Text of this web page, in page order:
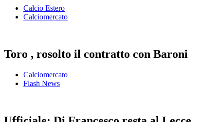
Calcio Estero
Calciomercato
Toro , rosolto il contratto con Baroni
Calciomercato
Flash News